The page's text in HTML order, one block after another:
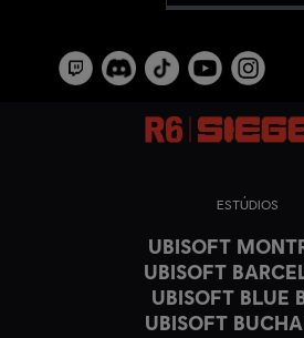
ESTÚDIOS
UBISOFT
UBISOFT
UBISOFT BLUE
UBISOFT